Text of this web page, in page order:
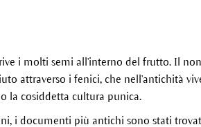
i molti semi all'interno del frutto. Il
attraverso i fenici, che nell'antichità
la cosiddetta cultura punica.
i documenti più antichi sono stati